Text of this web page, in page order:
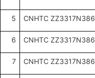
5 CNHTC
6 CNHTC
7 CNHTC